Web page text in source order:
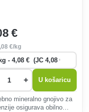
€
,08 €/kg
+ U košaricu
mineralno gnojivo za
osigurava obilno